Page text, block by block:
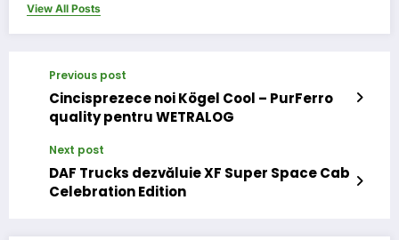
View All Posts
Previous post
Cincisprezece noi Kögel Cool – PurFerro
quality pentru WETRALOG
Next post
DAF Trucks dezvăluie XF Super Space Cab
Celebration Edition